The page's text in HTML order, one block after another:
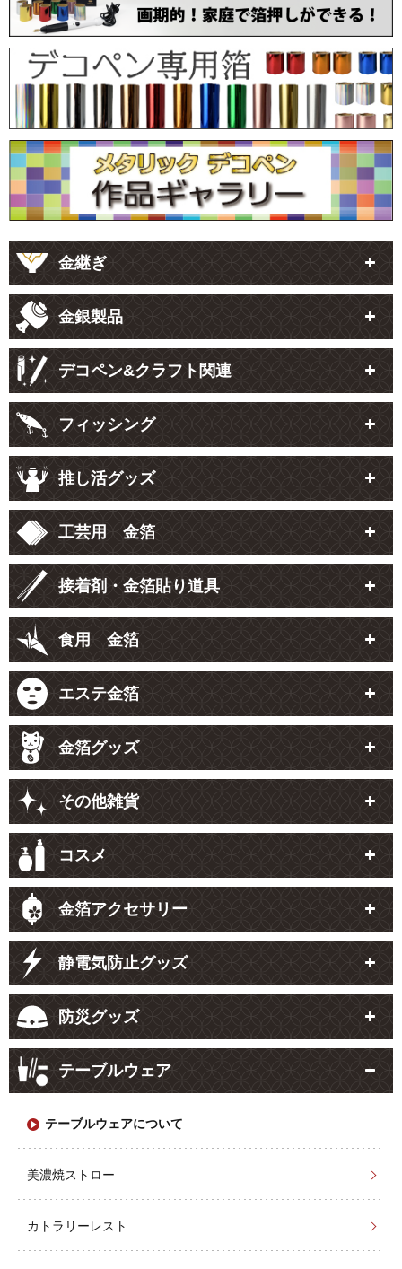
金継ぎ
金銀製品
デコペン&クラフト関連
フィッシング
推し活グッズ
工芸用 金箔
接着剤・金箔貼り道具
食用 金箔
エステ金箔
金箔グッズ
その他雑貨
コスメ
金箔アクセサリー
静電気防止グッズ
防災グッズ
テーブルウェア
テーブルウェアについて
美濃焼ストロー
カトラリーレスト